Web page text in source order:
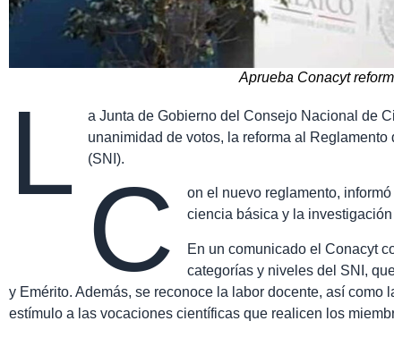
Aprueba Conacyt
L
a Junta de Gobierno del Consejo Nacional de
unanimidad de votos, la reforma al
(SNI).
C
on el nuevo reglamento,
ciencia básica y la investigación
En un comunicado el Conacyt
categorías y niveles del SNI,
y Emérito. Además, se reconoce la labor docente, así
estímulo a las vocaciones científicas que realicen los